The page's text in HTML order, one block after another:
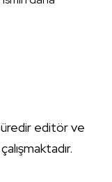
süredir editör ve